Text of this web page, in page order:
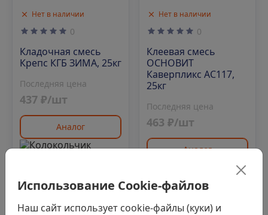
Нет в наличии
0
Кладочная смесь
Крепс КГБ ЗИМА, 25кг
Последняя цена
437 ₽/шт
Аналог
Нет в наличии
0
Клеевая смесь
ОСНОВИТ
Каверпликс АС117,
25кг
Последняя цена
463 ₽/шт
Аналог
Код: 00-00020067 Код: 00-00013693
Использование Cookie-файлов
Наш сайт использует cookie-файлы (куки) и